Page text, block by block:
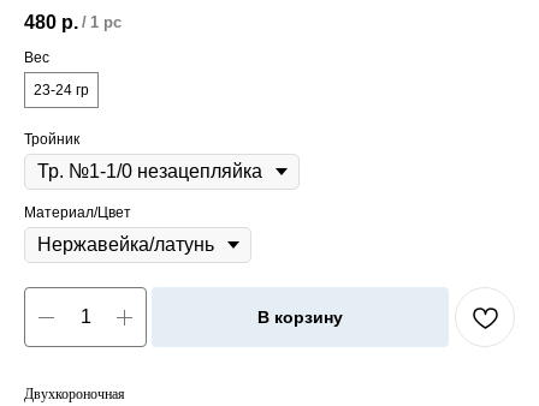
480 р. / 1 pc
Вес
23-24 гр
Тройник
Материал/Цвет
В корзину
Двухкороночная